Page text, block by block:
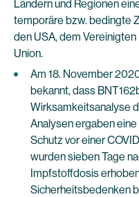
Ländern und Regionen
temporäre bzw. bedingte
den USA, dem
Union.
Am 18. November
bekannt, dass
Wirksamkeitsanalyse
Analysen ergaben
Schutz vor einer
wurden sieben Tage
Impfstoffdosis
Sicherheitsbedenken